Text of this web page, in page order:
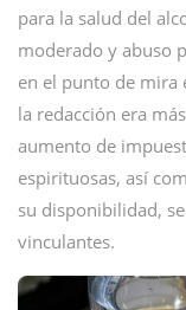
para la salud del
moderado y abuso
en el punto de mira
la redacción era
aumento de
espirituosas, así
su disponibilidad,
vinculantes.